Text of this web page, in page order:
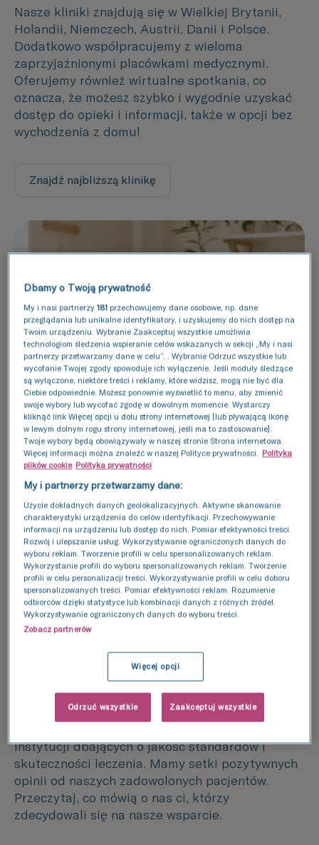
Nasze kliniki znajdują się w Wielkiej Brytanii,
Holandii, Niemczech, Austrii, Danii i Polsce.
Dodatkowo współpracujemy z wieloma
zaprzyjaźnionymi placówkami medycznymi.
Oferujemy również wirtualne spotkania, co
oznacza, że możesz szybko i wygodnie uzyskać
dostęp do opieki i informacji, także w opcji bez
wychodzenia z domu!
Znajdź najbliższą klinikę
Zaufanie
Leczenie niepłodności może pochłaniać znaczną
podczas tej drogi cały czas mieć poczucie, że
jest się w dobrych rękach. Jako odpowiedzialny i
transparentny zespół co roku poddajemy się
kontrolom i audytom, a także dobrowolnie
instytucji dbających o jakość standardów i
skuteczności leczenia. Mamy setki pozytywnych
opinii od naszych zadowolonych pacjentów.
Przeczytaj, co mówią o nas ci, którzy
zdecydowali się na nasze wsparcie.
Dbamy o Twoją prywatność
My i nasi partnerzy181 przechowujemy dane osobowe, np. dane
przeglądania lub unikalne identyfikatory, i uzyskujemy do nich dostęp na
Twoim urządzeniu. Wybranie Zaakceptuj wszystkie umożliwia
technologiom śledzenia wspieranie celów wskazanych w sekcji „My i nasi
partnerzy przetwarzamy dane w celu”. . Wybranie Odrzuć wszystkie lub
wycofanie Twojej zgody spowoduje ich wyłączenie. Jeśli moduły śledzące
są wyłączone, niektóre treści i reklamy, które widzisz, mogą nie być dla
Ciebie odpowiednie. Możesz ponownie wyświetlić to menu, aby zmienić
swoje wybory lub wycofać zgodę w dowolnym momencie. Wystarczy
kliknąć link Więcej opcji u dołu strony internetowej [lub pływającą ikonę
w lewym dolnym rogu strony internetowej, jeśli ma to zastosowanie].
Twoje wybory będą obowiązywały w naszej stronie Strona internetowa.
Więcej informacji można znaleźć w naszej Polityce prywatności. Polityka
plików cookie Polityka prywatności
My i partnerzy przetwarzamy dane:
Użycie dokładnych danych geolokalizacyjnych. Aktywne skanowanie
charakterystyki urządzenia do celów identyfikacji. Przechowywanie
informacji na urządzeniu lub dostęp do nich. Pomiar efektywności treści.
Rozwój i ulepszanie usług. Wykorzystywanie ograniczonych danych do
wyboru reklam. Tworzenie profili w celu spersonalizowanych reklam.
Wykorzystanie profili do wyboru spersonalizowanych reklam. Tworzenie
profili w celu personalizacji treści. Wykorzystywanie profili w celu doboru
spersonalizowanych treści. Pomiar efektywności reklam. Rozumienie
odbiorców dzięki statystyce lub kombinacji danych z różnych źródeł.
Wykorzystywanie ograniczonych danych do wyboru treści.
Zobacz partnerów
Więcej opcji
Odrzuć wszystkie Zaakceptuj wszystkie